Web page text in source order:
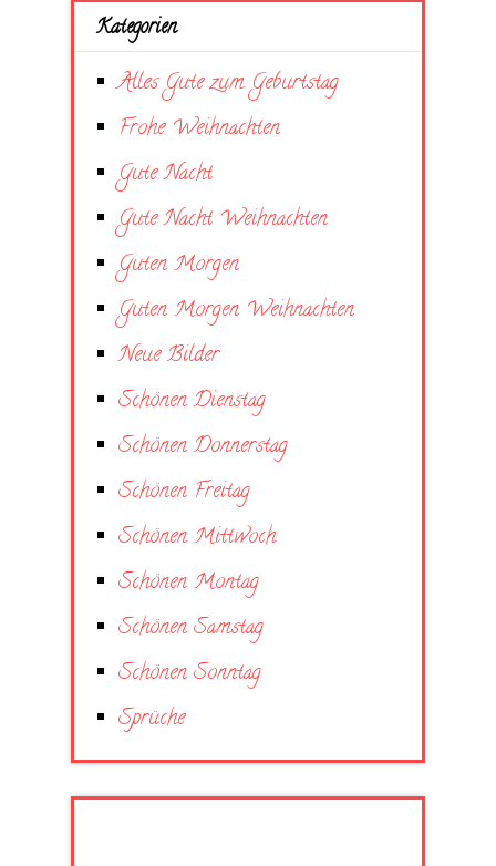
Kategorien
Alles Gute zum Geburtstag
Frohe Weihnachten
Gute Nacht
Gute Nacht Weihnachten
Guten Morgen
Guten Morgen Weihnachten
Neue Bilder
Schönen Dienstag
Schönen Donnerstag
Schönen Freitag
Schönen Mittwoch
Schönen Montag
Schönen Samstag
Schönen Sonntag
Sprüche